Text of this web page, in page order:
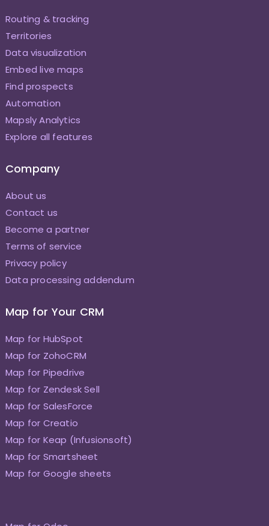
Routing & tracking
Territories
Data visualization
Embed live maps
Find prospects
Automation
Mapsly Analytics
Explore all features
Company
About us
Contact us
Become a partner
Terms of service
Privacy policy
Data processing addendum
Map for Your CRM
Map for HubSpot
Map for ZohoCRM
Map for Pipedrive
Map for Zendesk Sell
Map for SalesForce
Map for Creatio
Map for Keap (Infusionsoft)
Map for Smartsheet
Map for Google sheets